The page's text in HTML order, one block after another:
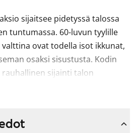
sijaitsee pidetyssä talossa
tuntumassa. 60-luvun tyylille
ovat todella isot ikkunat,
osaksi sisustusta. Kodin
sijainti talon
Keittokomerossa on